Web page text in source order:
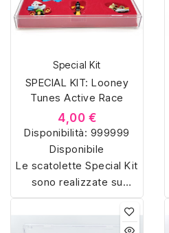
Special Kit
SPECIAL KIT: Looney
Tunes Active Race
4,00 €
Disponibilità: 999999
Disponibile
Le scatolette Special Kit
sono realizzate su
misura con materiali di
alta qualità, hanno un